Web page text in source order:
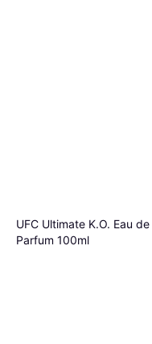
UFC Ultimate K.O. Eau de
Parfum 100ml